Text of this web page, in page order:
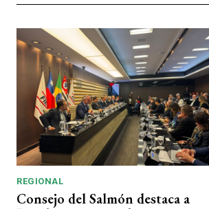
REGIONAL
Consejo del Salmón destaca a